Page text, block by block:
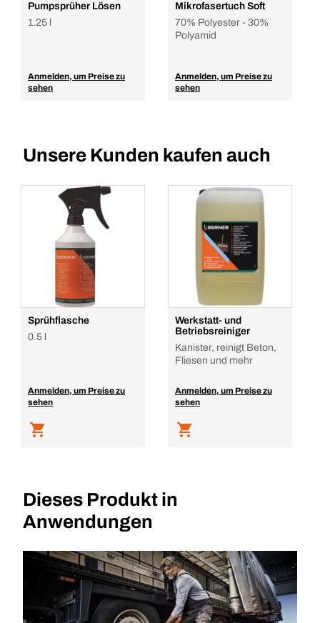
Pumpsprüher Lösen
1.25 l
Anmelden, um Preise zu
sehen
Mikrofasertuch Soft
70% Polyester - 30%
Polyamid
Anmelden, um Preise zu
sehen
Unsere Kunden kaufen auch
Sprühflasche
0.5 l
Anmelden, um Preise zu
sehen
Werkstatt- und
Betriebsreiniger
Kanister, reinigt Beton,
Fliesen und mehr
Anmelden, um Preise zu
sehen
Dieses Produkt in
Anwendungen